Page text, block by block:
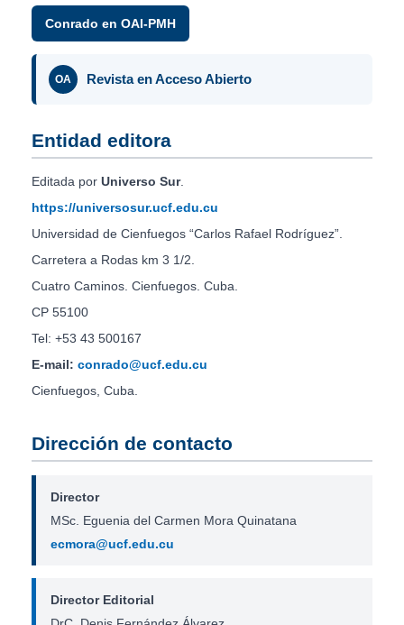
Conrado en OAI-PMH
OA Revista en Acceso Abierto
Entidad editora
Editada por Universo Sur.
https://universosur.ucf.edu.cu
Universidad de Cienfuegos “Carlos Rafael Rodríguez”.
Carretera a Rodas km 3 1/2.
Cuatro Caminos. Cienfuegos. Cuba.
CP 55100
Tel: +53 43 500167
E-mail: conrado@ucf.edu.cu
Cienfuegos, Cuba.
Dirección de contacto
Director
MSc. Eguenia del Carmen Mora Quinatana
ecmora@ucf.edu.cu
Director Editorial